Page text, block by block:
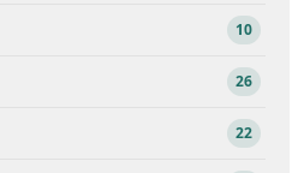
10
26
22